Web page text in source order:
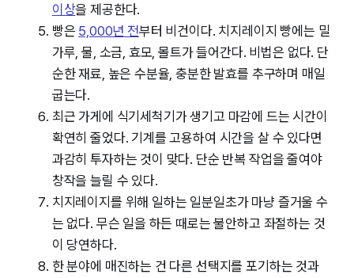
이상을 제공한다.
빵은 5,000년 전부터 비건이다. 치지레이지 빵에는 밀
가루, 물, 소금, 효모, 몰트가 들어간다. 비법은 없다. 단
순한 재료, 높은 수분율, 충분한 발효를 추구하며 매일
굽는다.
최근 가게에 식기세척기가 생기고 마감에 드는 시간이
확연히 줄었다. 기계를 고용하여 시간을 살 수 있다면
과감히 투자하는 것이 맞다. 단순 반복 작업을 줄여야
창작을 늘릴 수 있다.
치지레이지를 위해 일하는 일분일초가 마냥 즐거울 수
는 없다. 무슨 일을 하든 때로는 불안하고 좌절하는 것
이 당연하다.
한 분야에 매진하는 건 다른 선택지를 포기하는 것과